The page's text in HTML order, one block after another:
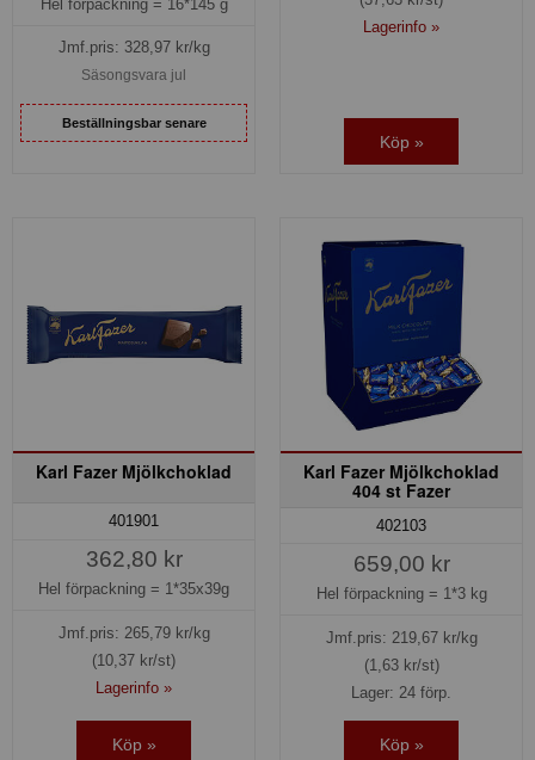
Hel förpackning = 16*145 g
Jmf.pris: 328,97kr/kg
Säsongsvara jul
Beställningsbar senare
Lagerinfo »
Köp »
Karl Fazer Mjölkchoklad
401901
362,80 kr
Hel förpackning = 1*35x39g
Jmf.pris: 265,79kr/kg
(10,37 kr/st)
Lagerinfo »
Köp »
Karl Fazer Mjölkchoklad
404 st Fazer
402103
659,00 kr
Hel förpackning = 1*3 kg
Jmf.pris: 219,67kr/kg
(1,63 kr/st)
Lager: 24 förp.
Köp »